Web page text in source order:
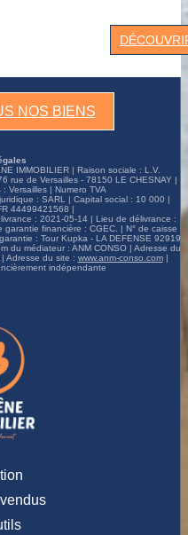
ouverte avec cellier, un
de pièce d'eau. A l'étage,
avec salle de bains privative et
chaleur, domotique, plancher
plus de
bien d'exception, contactez
NOS BIENS
IMMOBILIER | Raison sociale : L.V.
rue de Versailles - 78150 LE CHESNAY |
Versailles | Numero TVA
: SARL | Capital social : 10 000 |
44499421568 |
: 2021-05-14 | Lieu de délivrance :
financière : CGEC. | N° de caisse
: Tour Kupka - LA DEFENSE 92919
du médiateur : ANM CONSO | Adresse du
Adresse du site : www.anm-conso.com|
indépendante